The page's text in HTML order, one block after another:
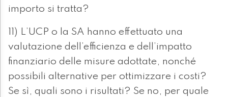
importo si tratta?
11) L’UCP o la SA hanno effettuato una
valutazione dell’efficienza e dell’impatto
finanziario delle misure adottate, nonché
possibili alternative per ottimizzare i costi?
Se sì, quali sono i risultati? Se no, per quale